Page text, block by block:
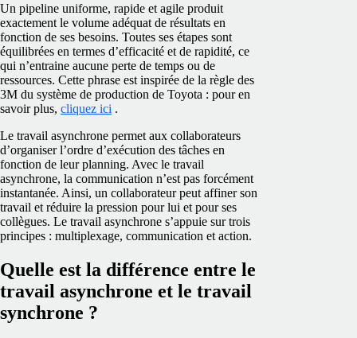
Un pipeline uniforme, rapide et agile produit
exactement le volume adéquat de résultats en
fonction de ses besoins. Toutes ses étapes sont
équilibrées en termes d’efficacité et de rapidité, ce
qui n’entraine aucune perte de temps ou de
ressources. Cette phrase est inspirée de la règle des
3M du système de production de Toyota : pour en
savoir plus, cliquez ici .
Le travail asynchrone permet aux collaborateurs
d’organiser l’ordre d’exécution des tâches en
fonction de leur planning. Avec le travail
asynchrone, la communication n’est pas forcément
instantanée. Ainsi, un collaborateur peut affiner son
travail et réduire la pression pour lui et pour ses
collègues. Le travail asynchrone s’appuie sur trois
principes : multiplexage, communication et action.
Quelle est la différence entre le
travail asynchrone et le travail
synchrone ?